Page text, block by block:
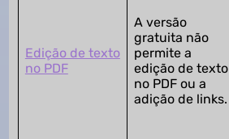
Edição de texto
no PDF
A versão
gratuita não
permite a
edição de texto
no PDF ou a
adição de links.